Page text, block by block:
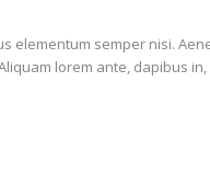
elementum semper nisi.
lorem ante, dapibus